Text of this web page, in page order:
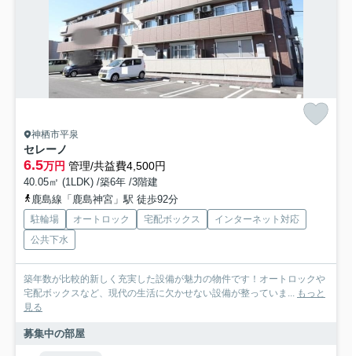
神栖市平泉
セレーノ
6.5万円 管理/共益費4,500円
40.05㎡ (1LDK) /築6年 /3階建
鹿島線「鹿島神宮」駅 徒歩92分
駐輪場 オートロック 宅配ボックス
インターネット対応
公共下水
築年数が比較的新しく充実した設備が魅力の物件です！オートロックや
宅配ボックスなど、現代の生活に欠かせない設備が整っていま... もっと
見る
募集中の部屋